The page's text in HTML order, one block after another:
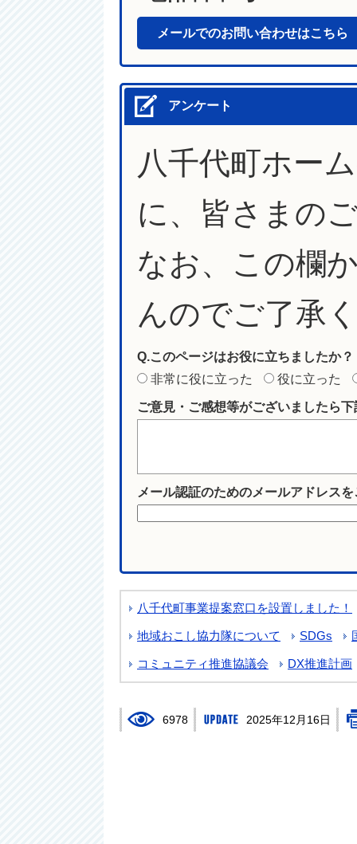
メールでのお問い合わせはこちら
アンケート
八千代町ホー
に、皆さまの
なお、この欄
んのでご了承
Q.このページはお役に立ちましたか？
非常に役に立った
役に立った
ご意見・ご感想等がございましたら
メール認証のためのメールアドレス
八千代町事業提案窓口を設置しました！
地域おこし協力隊について SDGs
コミュニティ推進協議会 DX推進計画
6978 2025年12月16日